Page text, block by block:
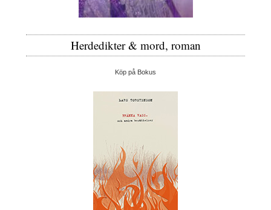
Herdedikter & mord, roman
Köp på Bokus